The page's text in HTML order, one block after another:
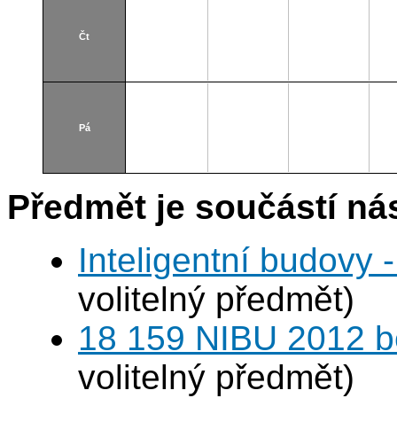
Čt
Pá
Předmět je součástí
Inteligentní budovy
volitelný předmět)
18 159 NIBU 2012
volitelný předmět)